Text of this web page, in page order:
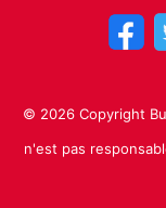
© 2026 Copyright
n'est pas